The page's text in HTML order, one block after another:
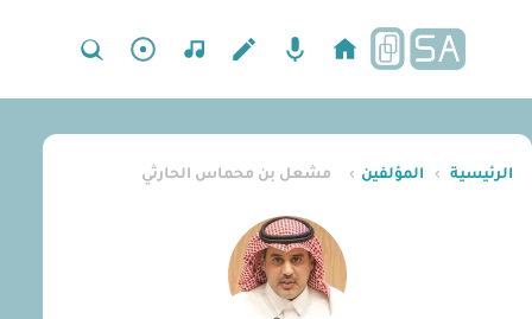
الرئيسية › المؤلفين › مشعل بن محماس الحارثي